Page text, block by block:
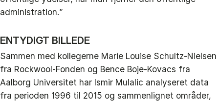
administration.”
ENTYDIGT BILLEDE
Sammen med kollegerne Marie Louise Schultz-Nielsen
fra Rockwool-Fonden og Bence Boje-Kovacs fra
Aalborg Universitet har Ismir Mulalic analyseret data
fra perioden 1996 til 2015 og sammenlignet områder,